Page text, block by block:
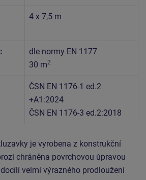
4 x 7,5 m
dle normy EN 1177
30 m2
ČSN EN 1176-1 ed.2
+A1:2024
ČSN EN 1176-3 ed.2:2018
je vyrobena z konstrukční
chráněna povrchovou úpravou
velmi výrazného prodloužení